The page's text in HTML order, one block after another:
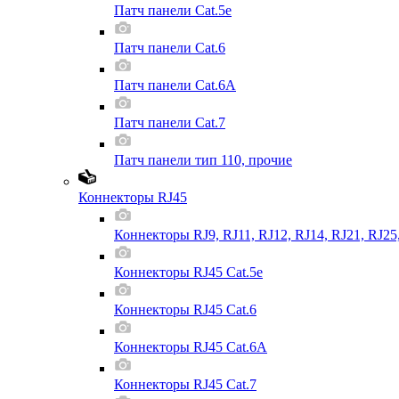
Патч панели Cat.5e
Патч панели Cat.6
Патч панели Cat.6A
Патч панели Cat.7
Патч панели тип 110, прочие
Коннекторы RJ45
Коннекторы RJ9, RJ11, RJ12, RJ14, RJ21,
Коннекторы RJ45 Cat.5e
Коннекторы RJ45 Cat.6
Коннекторы RJ45 Cat.6A
Коннекторы RJ45 Cat.7